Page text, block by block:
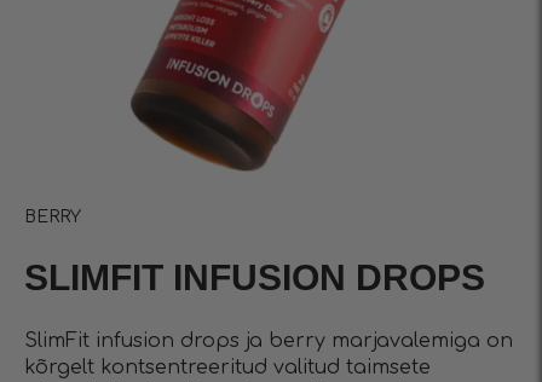
BERRY
SLIMFIT INFUSIОN DROPS
SlimFit infusion drops ja berry marjavalemiga on
kõrgelt kontsentreeritud valitud taimsete